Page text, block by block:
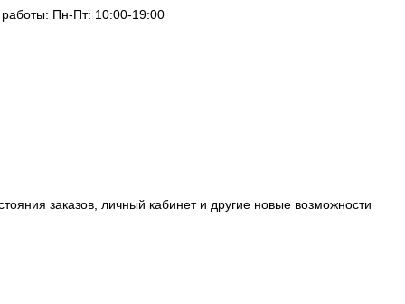
Пн-Пт: 10:00-19:00
заказов, личный кабинет и другие новые возможности